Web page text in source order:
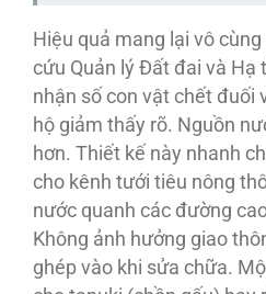
Hiệu quả mang lại vô
cứu Quản lý Đất đai và Hạ
nhận số con vật chết đuối
hộ giảm thấy rõ. Nguồn
hơn. Thiết kế này nhanh
cho kênh tưới tiêu nông
nước quanh các đường
Không ảnh hưởng giao
ghép vào khi sửa chữa.